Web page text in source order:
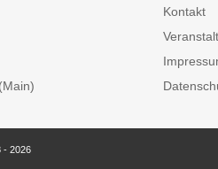
Kontakt
- 2026